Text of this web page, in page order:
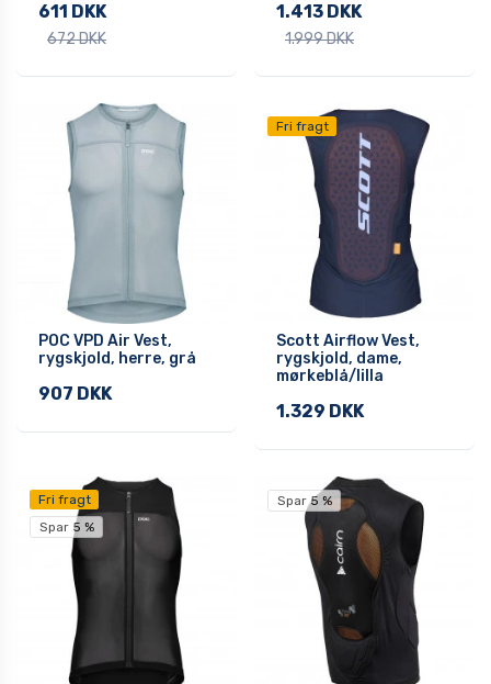
611 DKK
672 DKK
1.413 DKK
1.999 DKK
POC VPD Air Vest,
rygskjold, herre, grå
907 DKK
Fri fragt
Scott Airflow Vest,
rygskjold, dame,
mørkeblå/lilla
1.329 DKK
Fri fragt
Spar 5 %
Spar 5 %